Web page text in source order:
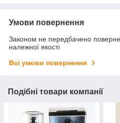
Умови повернення
Законом не передбачено
належної якості
Всі умови повернення
Подібні товари компанії